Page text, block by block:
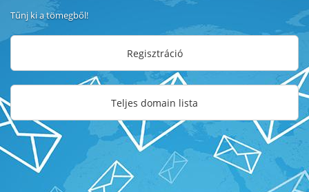
Tűnj ki a tömegből!
Regisztráció
Teljes domain lista